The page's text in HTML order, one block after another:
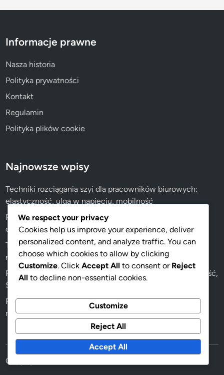
Informacje prawne
Nasza historia
Polityka prywatności
Kontakt
Regulamin
Polityka plików cookie
Najnowsze wpisy
Techniki rozciągania szyi dla pracowników biurowych:
elastyczność, ulga w napięciu, mobilność
Pomysły na układ przestrzeni roboczej dla ergonomii:
optymalizacja przepływu, dostępność, ergonomia
Techniki oddechowe na ulgę w bólu szyi: relaksacja,
redukcja stresu, koncentracja
Postawy przyjazne dla ciała w pracy biurowej: Świadomość,
Spójność, Techniki
Pilates na ulgę w bólu szyi: siła rdzenia, wyrównanie,
mobilność
Copyright © 2026
We respect your privacy
Cookies help us improve your experience, deliver
personalized content, and analyze traffic. You can
choose which cookies to allow by clicking
Customize. Click Accept All to consent or Reject
All to decline non-essential cookies.
Customize
Reject All
Accept All